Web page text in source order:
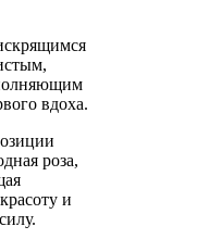
вдоха.
роза,
и